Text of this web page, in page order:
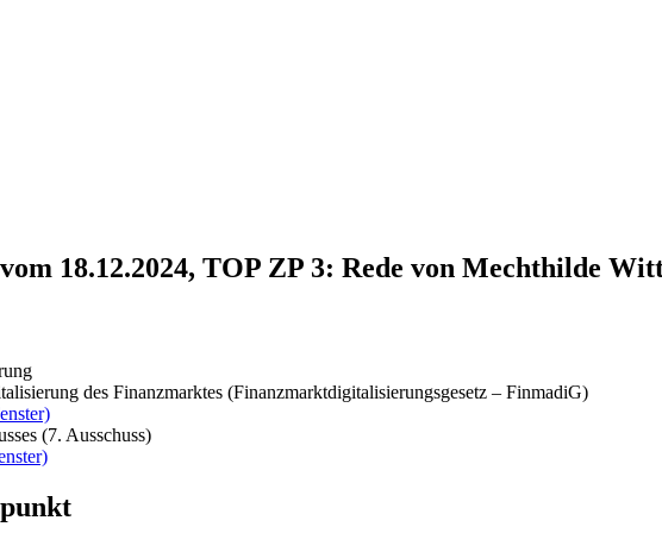
18.12.2024, TOP ZP 3: Rede von Mechthilde
des Finanzmarktes (Finanzmarktdigitalisierungsgesetz – FinmadiG)
(7. Ausschuss)